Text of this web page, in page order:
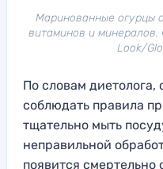
Маринованные огурцы
витаминов и
Look/
По словам диетолога,
соблюдать правила
тщательно мыть
неправильной
появится